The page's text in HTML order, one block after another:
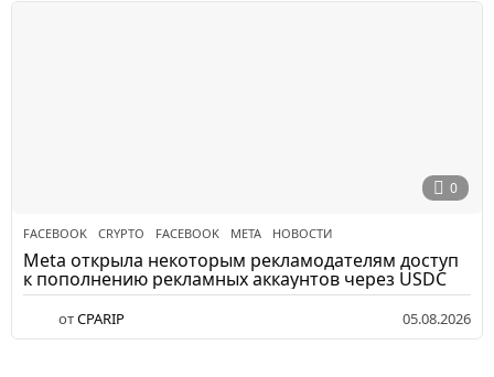
0
FACEBOOK CRYPTO ,FACEBOOK ,META ,НОВОСТИ
Meta открыла некоторым рекламодателям доступ
к пополнению рекламных аккаунтов через USDC
отCPARIP 05.08.2026